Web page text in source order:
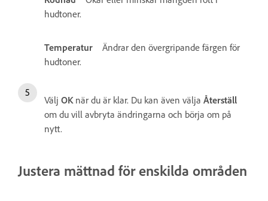
hudtoner.
Temperatur
Ändrar den övergripande färgen för
hudtoner.
Välj OKnär du är klar. Du kan även välja Återställ
om du vill avbryta ändringarna och börja om på
nytt.
Justera mättnad för enskilda områden